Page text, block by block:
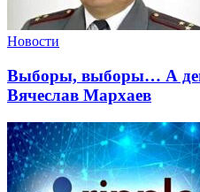
Новости
Выборы, выборы… А
Вячеслав Мархаев